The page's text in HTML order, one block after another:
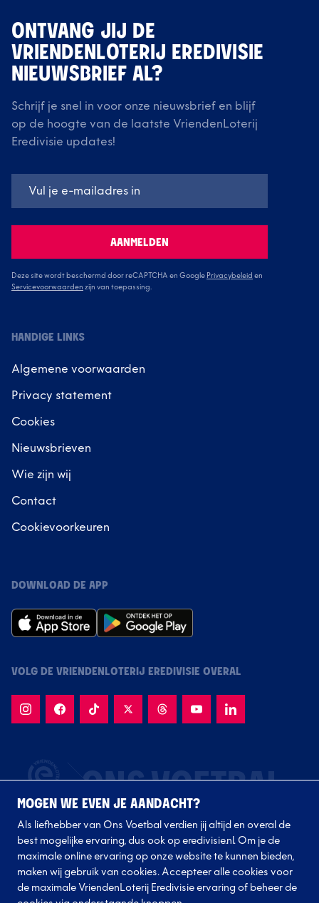
ONTVANG JIJ DE
VRIENDENLOTERIJ EREDIVISIE
NIEUWSBRIEF AL?
Schrijf je snel in voor onze nieuwsbrief en blijf
op de hoogte van de laatste VriendenLoterij
Eredivisie updates!
AANMELDEN
Deze site wordt beschermd door reCAPTCHA en Google Privacybeleid en
Servicevoorwaarden zijn van toepassing.
HANDIGE LINKS
Algemene voorwaarden
Privacy statement
Cookies
Nieuwsbrieven
Wie zijn wij
Contact
Cookievoorkeuren
DOWNLOAD DE APP
VOLG DE VRIENDENLOTERIJ EREDIVISIE OVERAL
Volg onze clubs
MOGEN WE EVEN JE AANDACHT?
Als liefhebber van Ons Voetbal verdien jij altijd en overal de
best mogelijke ervaring, dus ook op eredivisie.nl. Om je de
maximale online ervaring op onze website te kunnen bieden,
maken wij gebruik van cookies. Accepteer alle cookies voor
de maximale VriendenLoterij Eredivisie ervaring of beheer de